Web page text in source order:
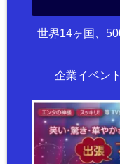
世界14ヶ国、
企業イベン